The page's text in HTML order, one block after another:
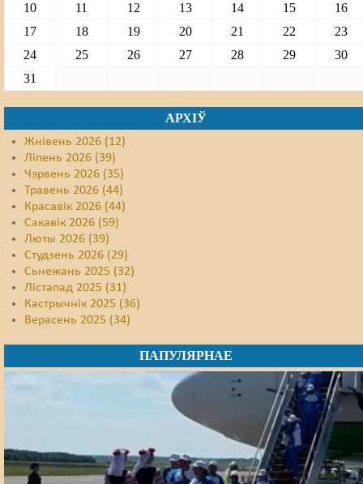
10
11 12 13 14 15
16
17
18 19 20 21 22
23
24
25 26 27 28 29
30
31
АРХІЎ
Жнівень 2026 (12)
Ліпень 2026 (39)
Чэрвень 2026 (35)
Травень 2026 (44)
Красавік 2026 (44)
Сакавік 2026 (59)
Люты 2026 (39)
Студзень 2026 (29)
Сьнежань 2025 (32)
Лістапад 2025 (31)
Кастрычнік 2025 (36)
Верасень 2025 (34)
ПАПУЛЯРНАЕ